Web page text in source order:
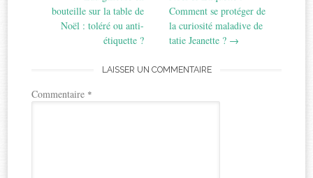
navigation
bouteille sur la table de
Noël : toléré ou anti-
étiquette ?
Comment se protéger de
la curiosité maladive de
tatie Jeanette ? →
LAISSER UN COMMENTAIRE
Commentaire *